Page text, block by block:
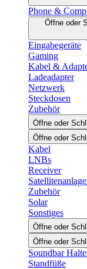
Phone &
Öffne oder
Eingabegeräte
Gaming
Kabel &
Ladeadapter
Netzwerk
Steckdosen
Zubehör
Öffne oder
Öffne oder
Kabel
LNBs
Receiver
Zubehör
Solar
Sonstiges
Öffne oder
Öffne oder
Soundbar
Standfüße